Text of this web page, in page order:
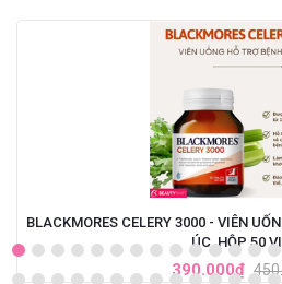
BLACKMORES CELERY 3000 - VIÊN
ÚC, HỘP 50
390.000₫